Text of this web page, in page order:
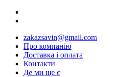
zakazsavin@gmail.com
Про компанію
Доставка і оплата
Контакти
Де ми ще є